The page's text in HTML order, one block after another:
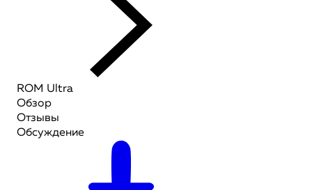
ROM Ultra
Обзор
Отзывы
Обсуждение